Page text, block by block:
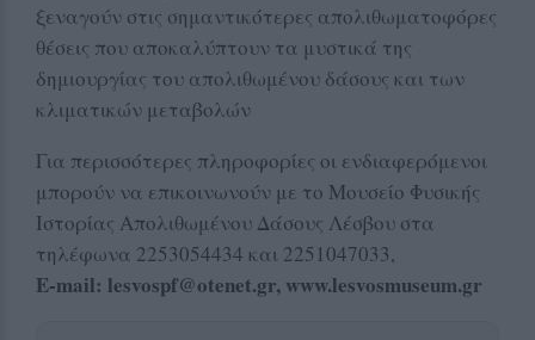
ξεναγούν στις σημαντικότερες απολιθωματοφόρες
θέσεις που αποκαλύπτουν τα μυστικά της
δημιουργίας του απολιθωμένου δάσους και των
κλιματικών μεταβολών
Για περισσότερες πληροφορίες οι ενδιαφερόμενοι
μπορούν να επικοινωνούν με το Μουσείο Φυσικής
Ιστορίας Απολιθωμένου Δάσους Λέσβου στα
τηλέφωνα 2253054434 και 2251047033,
Ε-mail: lesvospf@otenet.gr, www.lesvosmuseum.gr